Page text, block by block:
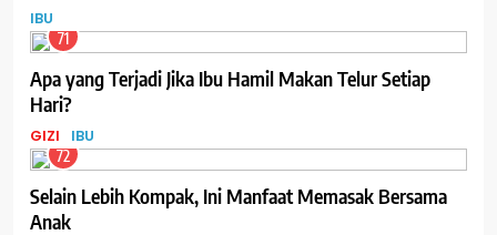
IBU
71
Apa yang Terjadi Jika Ibu Hamil Makan Telur Setiap
Hari?
GIZI IBU
72
Selain Lebih Kompak, Ini Manfaat Memasak Bersama
Anak